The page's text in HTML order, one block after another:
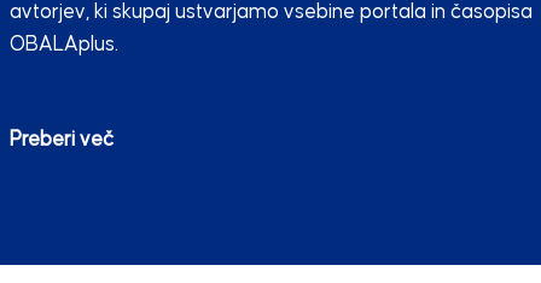
avtorjev, ki skupaj ustvarjamo vsebine portala in časopisa
OBALAplus.
Preberi več